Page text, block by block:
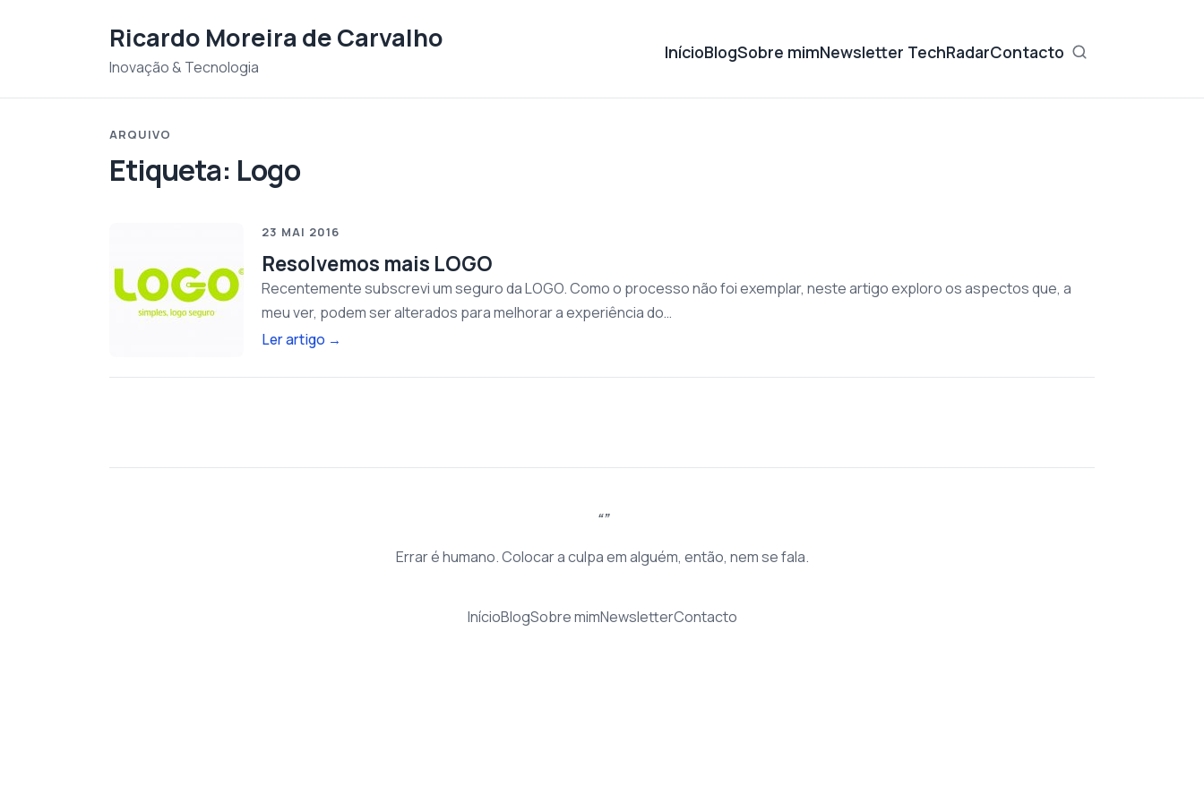
Ricardo Moreira de Carvalho
Inovação & Tecnologia
InícioBlogSobre mimNewsletter TechRadarContacto
ARQUIVO
Etiqueta: Logo
23 MAI 2016
Resolvemos mais LOGO
Recentemente subscrevi um seguro da LOGO. Como o processo não foi exemplar, neste artigo exploro os aspectos que, a
meu ver, podem ser alterados para melhorar a experiência do…
Ler artigo →
Errar é humano. Colocar a culpa em alguém, então, nem se fala.
InícioBlogSobre mimNewsletterContacto